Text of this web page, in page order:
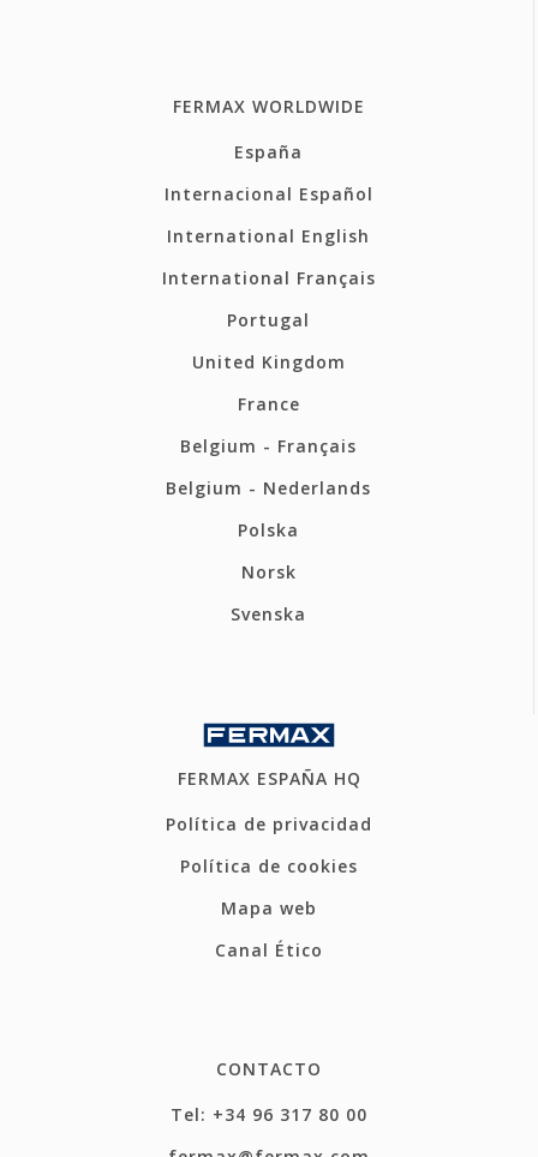
FERMAX WORLDWIDE
España
Internacional Español
International English
International Français
Portugal
United Kingdom
France
Belgium - Français
Belgium - Nederlands
Polska
Norsk
Svenska
FERMAX ESPAÑA HQ
Política de privacidad
Política de cookies
Mapa web
Canal Ético
CONTACTO
Tel: +34 96 317 80 00